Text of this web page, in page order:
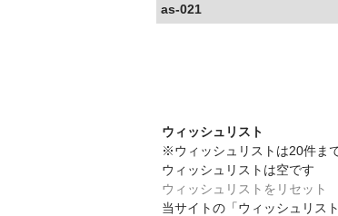
as-021
ウィッシュリスト
※ウィッシュリストは20件ま
ウィッシュリストは空です
ウィッシュリストをリセット
当サイトの「ウィッシュリス